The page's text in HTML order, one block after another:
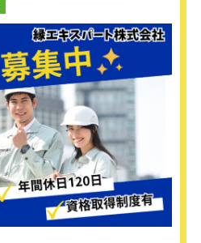
旅館、保育園など法人にも
できます
訪問販売だけでなく、ゆく
・旅館などにも寝具の営業
。
ドによる観光が活況を呈し
需要はどんどん広がってい
付きません。もともとは丸
リーニング工場も完備して
者から見れば実に頼もしい
す。
業力を存分に試してみませ